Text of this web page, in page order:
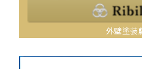
外壁塗装